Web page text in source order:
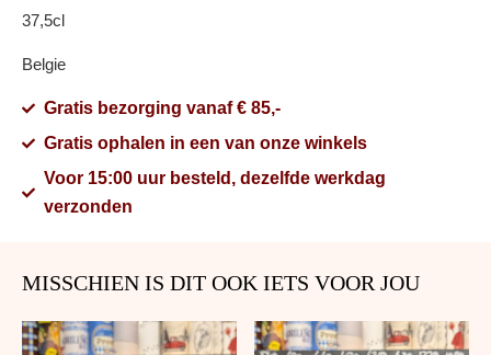
37,5cl
Belgie
Gratis bezorging vanaf € 85,-
Gratis ophalen in een van onze winkels
Voor 15:00 uur besteld, dezelfde werkdag
verzonden
MISSCHIEN IS DIT OOK IETS VOOR JOU